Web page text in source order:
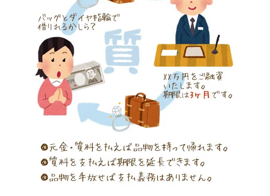
（大阪府寝屋川市）質屋さんは初めてて不安でしたが、他
店買い取りより高く思っていた以上の金額で大満足です。
説明もわかりやすく、優しい話し方の対応でとても良かっ
たです。